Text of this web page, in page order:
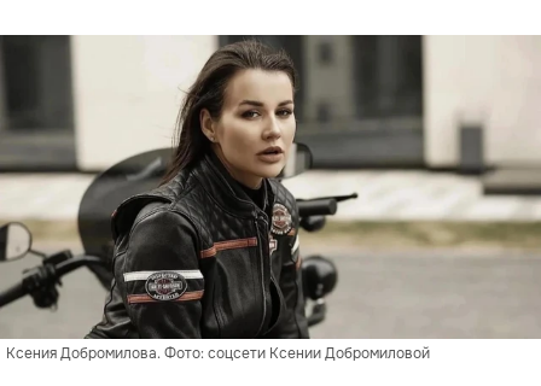
Ксения Добромилова. Фото: соцсети Ксении Добромиловой